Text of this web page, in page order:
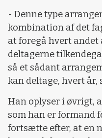
- Denne type
kombination af det
at foregå hvert andet
deltagerne
så et sådant
kan deltage, hvert år,
Han oplyser i øvrigt,
som han er formand
fortsætte efter, at en